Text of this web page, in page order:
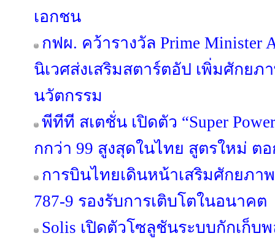
เอกชน
กฟผ. คว้ารางวัล Prime Minister
นิเวศส่งเสริมสตาร์ตอัป เพิ่มศักย
นวัตกรรม
พีทีที สเตชั่น เปิดตัว “Super
กกว่า 99 สูงสุดในไทย สูตรใหม่ ต
การบินไทยเดินหน้าเสริมศักยภา
787-9 รองรับการเติบโตในอนาคต
Solis เปิดตัวโซลูชันระบบกักเก็บ